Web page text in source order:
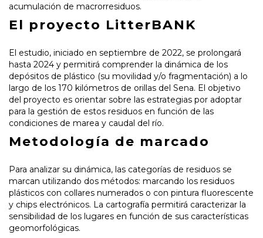
acumulación de macrorresiduos.
El proyecto LitterBANK
El estudio, iniciado en septiembre de 2022, se prolongará
hasta 2024 y permitirá comprender la dinámica de los
depósitos de plástico (su movilidad y/o fragmentación) a lo
largo de los 170 kilómetros de orillas del Sena. El objetivo
del proyecto es orientar sobre las estrategias por adoptar
para la gestión de estos residuos en función de las
condiciones de marea y caudal del río.
Metodología de marcado
Para analizar su dinámica, las categorías de residuos se
marcan utilizando dos métodos: marcando los residuos
plásticos con collares numerados o con pintura fluorescente
y chips electrónicos. La cartografía permitirá caracterizar la
sensibilidad de los lugares en función de sus características
geomorfológicas.